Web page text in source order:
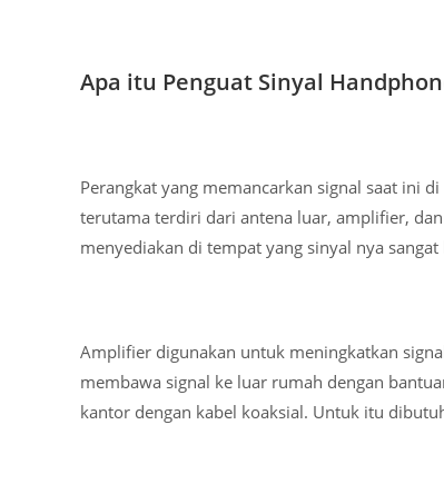
Apa itu Penguat Sinyal
Perangkat yang memancarkan signal saat ini
terutama terdiri dari antena luar, amplifier,
menyediakan di tempat yang sinyal nya sangat
Amplifier digunakan untuk meningkatkan
membawa signal ke luar rumah dengan
kantor dengan kabel koaksial. Untuk itu